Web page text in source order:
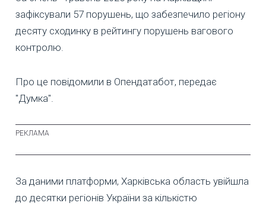
зафіксували 57 порушень, що забезпечило регіону
десяту сходинку в рейтингу порушень вагового
контролю.
Про це повідомили в Опендатабот, передає
"Думка".
За даними платформи, Харківська область увійшла
до десятки регіонів України за кількістю